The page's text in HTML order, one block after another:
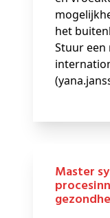
het
Stuur
Master systeem- en